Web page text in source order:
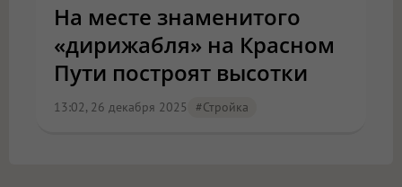
На месте знаменитого
«дирижабля» на Красном
Пути построят высотки
13:02, 26 декабря 2025 #стройка